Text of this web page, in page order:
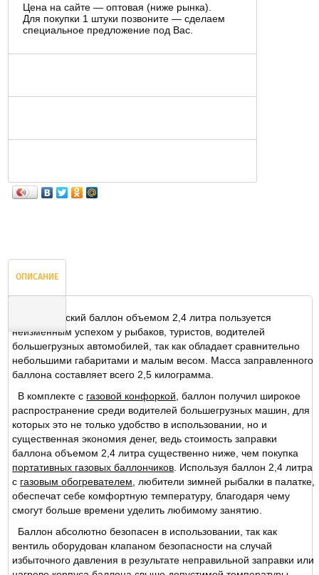
Цена на сайте — оптовая (ниже рынка).
Для покупки 1 штуки позвоните — сделаем
специальное предложение под Вас.
ОПИСАНИЕ
ОТЗЫВЫ
Туристический баллон объемом 2,4 литра пользуется
неизменным успехом у рыбаков, туристов, водителей
большегрузных автомобилей, так как обладает сравнительно
небольшими габаритами и малым весом. Масса заправленного
баллона составляет всего 2,5 килограмма.
В комплекте с газовой конфоркой , баллон получил широкое
распространение среди водителей большегрузных машин, для
которых это не только удобство в использовании, но и
существенная экономия денег, ведь стоимость заправки
баллона объемом 2,4 литра существенно ниже, чем покупка
портативных газовых баллончиков . Используя баллон 2,4 литра
с газовым обогревателем , любители зимней рыбалки в палатке,
обеспечат себе комфортную температуру, благодаря чему
смогут больше времени уделить любимому занятию.
Баллон абсолютно безопасен в использовании, так как
вентиль оборудован клапаном безопасности на случай
избыточного давления в результате неправильной заправки или